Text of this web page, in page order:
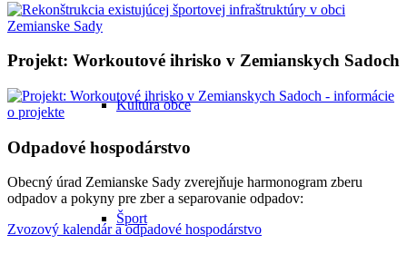
Kultúra obce
Šport
Projekt: Workoutové ihrisko v Zemianskych Sadoch
Odpadové hospodárstvo
Obecný úrad Zemianske Sady zverejňuje harmonogram zberu
odpadov a pokyny pre zber a separovanie odpadov:
Zvozový kalendár a odpadové hospodárstvo